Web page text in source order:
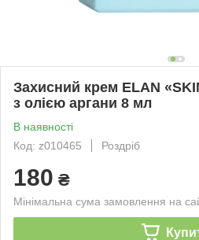
Захисний крем ELAN
з олією аргани 8 мл
В наявності
Код: z010465
Роздріб
180 ₴
Мінімальна сума замовлення на